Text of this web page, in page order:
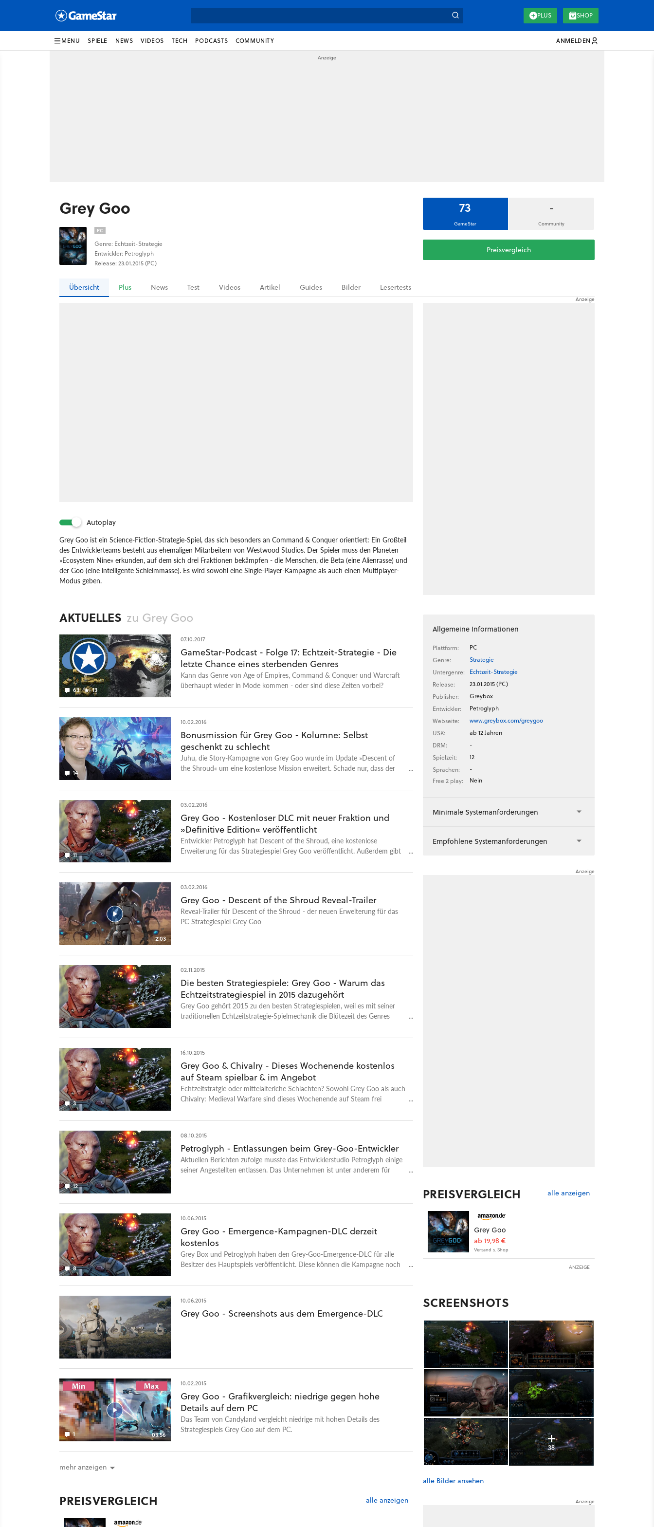
PLUS SHOP
MENU SPIELE NEWS VIDEOS TECH PODCASTS COMMUNITY ANMELDEN
Grey Goo
PC
Genre: Echtzeit-Strategie
Entwickler: Petroglyph
Release: 23.01.2015 (PC)
73
GameStar
-
Community
Preisvergleich
Übersicht Plus News Test Videos Artikel Guides Bilder Lesertests
Autoplay
Grey Goo ist ein Science-Fiction-Strategie-Spiel, das sich besonders an Command & Conquer orientiert: Ein Großteil
des Entwicklerteams besteht aus ehemaligen Mitarbeitern von Westwood Studios. Der Spieler muss den Planeten
»Ecosystem Nine« erkunden, auf dem sich drei Fraktionen bekämpfen - die Menschen, die Beta (eine Alienrasse) und
der Goo (eine intelligente Schleimmasse). Es wird sowohl eine Single-Player-Kampagne als auch einen Multiplayer-
Modus geben.
AKTUELLES zu Grey Goo
63 13
07.10.2017
GameStar-Podcast - Folge 17: Echtzeit-Strategie - Die
letzte Chance eines sterbenden Genres
Kann das Genre von Age of Empires, Command & Conquer und Warcraft
überhaupt wieder in Mode kommen - oder sind diese Zeiten vorbei?
14
10.02.2016
Bonusmission für Grey Goo - Kolumne: Selbst
geschenkt zu schlecht
Juhu, die Story-Kampagne von Grey Goo wurde im Update »Descent of
the Shroud« um eine kostenlose Mission erweitert. Schade nur, dass der
GameStar-Autor Christian Fritz Schneider.
11
03.02.2016
Grey Goo - Kostenloser DLC mit neuer Fraktion und
»Definitive Edition« veröffentlicht
Entwickler Petroglyph hat Descent of the Shroud, eine kostenlose
Erweiterung für das Strategiespiel Grey Goo veröffentlicht. Außerdem gibt
den Soundtrack enthält.
2:03
03.02.2016
Grey Goo - Descent of the Shroud Reveal-Trailer
Reveal-Trailer für Descent of the Shroud - der neuen Erweiterung für das
PC-Strategiespiel Grey Goo
02.11.2015
Die besten Strategiespiele: Grey Goo - Warum das
Echtzeitstrategiespiel in 2015 dazugehört
Grey Goo gehört 2015 zu den besten Strategiespielen, weil es mit seiner
traditionellen Echtzeitstrategie-Spielmechanik die Blütezeit des Genres
3
16.10.2015
Grey Goo & Chivalry - Dieses Wochenende kostenlos
auf Steam spielbar & im Angebot
Echtzeitstratgie oder mittelalteriche Schlachten? Sowohl Grey Goo als auch
Chivalry: Medieval Warfare sind dieses Wochenende auf Steam frei
12
08.10.2015
Petroglyph - Entlassungen beim Grey-Goo-Entwickler
Aktuellen Berichten zufolge musste das Entwicklerstudio Petroglyph einige
seiner Angestellten entlassen. Das Unternehmen ist unter anderem für
8
10.06.2015
Grey Goo - Emergence-Kampagnen-DLC derzeit
kostenlos
Grey Box und Petroglyph haben den Grey-Goo-Emergence-DLC für alle
Besitzer des Hauptspiels veröffentlicht. Diese können die Kampagne noch
alle Spieler zu kaufen sein.
10.06.2015
Grey Goo - Screenshots aus dem Emergence-DLC
1 03:56
10.02.2015
Grey Goo - Grafikvergleich: niedrige gegen hohe
Details auf dem PC
Das Team von Candyland vergleicht niedrige mit hohen Details des
Strategiespiels Grey Goo auf dem PC.
mehr anzeigen
PREISVERGLEICH alle anzeigen
Allgemeine Informationen
Plattform:
PC
Genre:
Strategie
Untergenre:
Echtzeit-Strategie
Release:
23.01.2015 (PC)
Publisher:
Greybox
Entwickler:
Petroglyph
Webseite:
www.greybox.com/greygoo
USK:
ab 12 Jahren
DRM:
-
Spielzeit:
12
Sprachen:
-
Free 2 play:
Nein
Minimale Systemanforderungen
Empfohlene Systemanforderungen
PREISVERGLEICH alle anzeigen
Grey Goo
ab 19,98 €
Versand s. Shop
ANZEIGE
SCREENSHOTS
38
alle Bilder ansehen